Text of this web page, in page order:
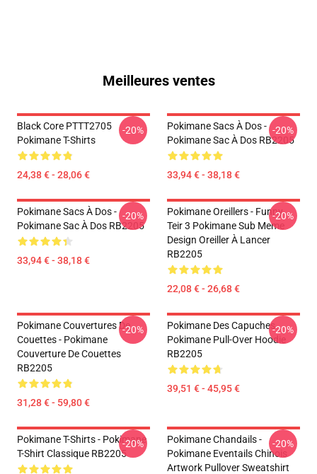
Meilleures ventes
Black Core PTTT2705
Pokimane T-Shirts
24,38 € - 28,06 €
-20%
Pokimane Sacs À Dos -
Pokimane Sac À Dos RB2205
33,94 € - 38,18 €
-20%
Pokimane Sacs À Dos -
Pokimane Sac À Dos RB2205
33,94 € - 38,18 €
-20%
Pokimane Oreillers - Funny
Teir 3 Pokimane Sub Meme
Design Oreiller À Lancer
RB2205
22,08 € - 26,68 €
-20%
Pokimane Couvertures De
Couettes - Pokimane
Couverture De Couettes
RB2205
31,28 € - 59,80 €
-20%
Pokimane Des Capuches...
Pokimane Pull-Over Hoodie
RB2205
39,51 € - 45,95 €
-20%
Pokimane T-Shirts - Pokimane
T-Shirt Classique RB2205
-20%
Pokimane Chandails -
Pokimane Eventails Chinois
Artwork Pullover Sweatshirt
-20%